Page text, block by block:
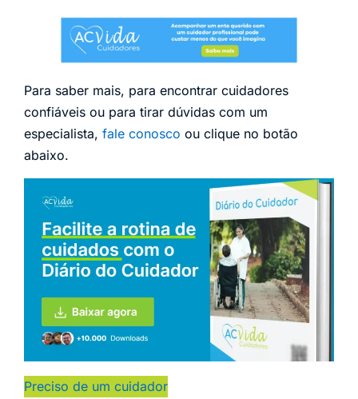
Para saber mais, para encontrar cuidadores
confiáveis ou para tirar dúvidas com um
especialista, fale conosco ou clique no botão
abaixo.
Preciso de um cuidador